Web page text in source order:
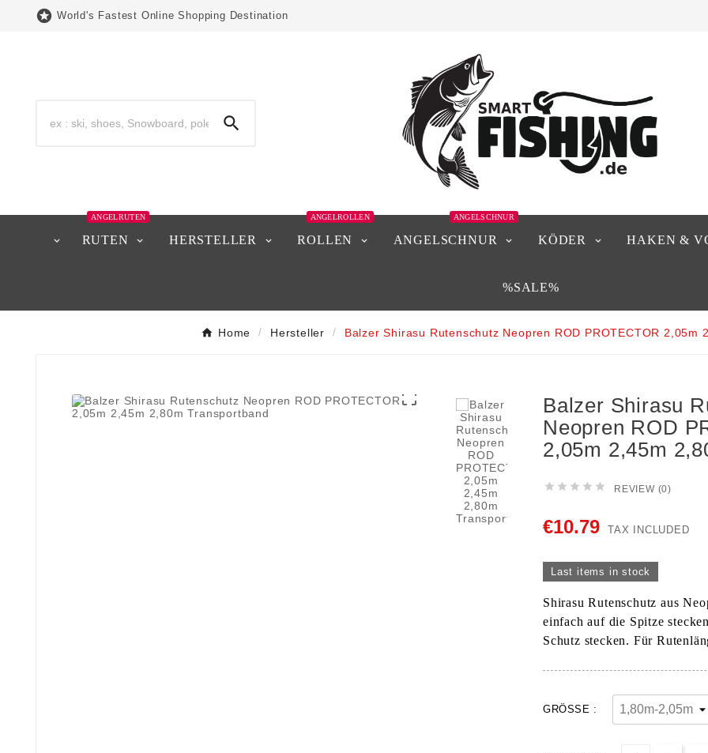
 World's Fastest Online Shopping Destination

RUTEN
ANGELRUTEN
HERSTELLER ROLLEN
ANGELROLLEN
ANGELSCHNUR
ANGELSCHNUR
KÖDER HAKEN &
%SALE%
Home Hersteller Balzer Shirasu Rutenschutz Neopren ROD PROTECTOR 2,05m

Balzer Shirasu
Neopren ROD
2,05m 2,45m
     REVIEW (0)
€10.79 TAX INCLUDED
Last items in stock
Shirasu Rutenschutz aus
einfach auf die Spitze
Schutz stecken. Für
GRÖSSE :